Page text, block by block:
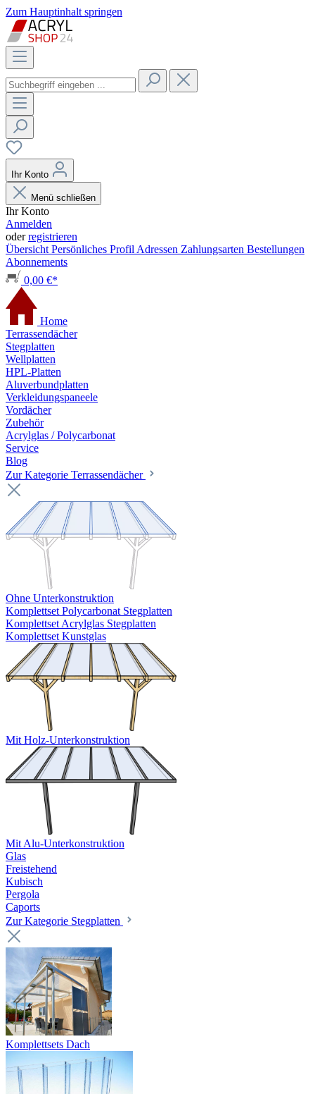
Zum Hauptinhalt springen
Ihr Konto
Menü schließen
Ihr Konto
Anmelden
oderregistrieren
Übersicht Persönliches Profil Adressen Zahlungsarten Bestellungen
Abonnements
0,00 €*
Home
Terrassendächer
Stegplatten
Wellplatten
HPL-Platten
Aluverbundplatten
Verkleidungspaneele
Vordächer
Zubehör
Acrylglas / Polycarbonat
Service
Blog
Zur Kategorie Terrassendächer
Ohne Unterkonstruktion
Komplettset Polycarbonat Stegplatten
Komplettset Acrylglas Stegplatten
Komplettset Kunstglas
Mit Holz-Unterkonstruktion
Mit Alu-Unterkonstruktion
Glas
Freistehend
Kubisch
Pergola
Caports
Zur Kategorie Stegplatten
Komplettsets Dach